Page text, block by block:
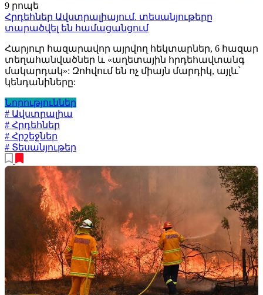
9 րոպե
Հրդեհներ Ավստրալիայում. տեսանյութերը
տարածվել են համացանցում
Հարյուր հազարավոր այրվող հեկտարներ, 6 հազար
տեղահանվածներ և «աղետային հրդեհավտանգ
մակարդակ»: Զոհվում են ոչ միայն մարդիկ, այլև՝
կենդանիները:
Նորություններ
# Ավստրալիա
# Հրդեհներ
# Հրշեջներ
# Տեսանյութեր